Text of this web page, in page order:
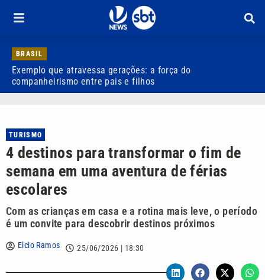
BRASIL
Exemplo que atravessa gerações: a força do
companheirismo entre pais e filhos
TURISMO
4 destinos para transformar o fim de
semana em uma aventura de férias
escolares
Com as crianças em casa e a rotina mais leve, o período
é um convite para descobrir destinos próximos
Elcio Ramos 25/06/2026 | 18:30